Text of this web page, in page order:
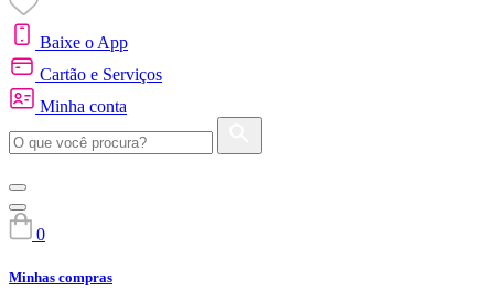
Baixe o App
Cartão e Serviços
Minha conta
0
Minhas compras